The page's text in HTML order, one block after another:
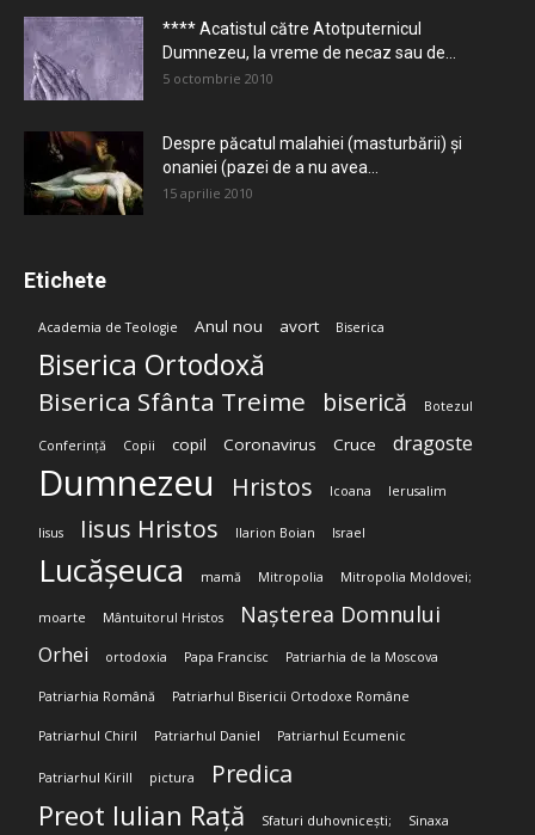
**** Acatistul către Atotputernicul
Dumnezeu, la vreme de necaz sau de...
5 octombrie 2010
Despre păcatul malahiei (masturbării) şi
onaniei (pazei de a nu avea...
15 aprilie 2010
Etichete
Academia de Teologie Anul nou avort Biserica
Biserica Ortodoxă
Biserica Sfânta Treime biserică Botezul
Conferință Copii copil Coronavirus Cruce dragoste
Dumnezeu Hristos Icoana Ierusalim
Iisus Iisus Hristos Ilarion Boian Israel
Lucășeuca mamă Mitropolia Mitropolia Moldovei;
moarte Mântuitorul Hristos Nașterea Domnului
Orhei ortodoxia Papa Francisc Patriarhia de la Moscova
Patriarhia Română Patriarhul Bisericii Ortodoxe Române
Patriarhul Chiril Patriarhul Daniel Patriarhul Ecumenic
Patriarhul Kirill pictura Predica
Preot Iulian Rață Sfaturi duhovnicești; Sinaxa